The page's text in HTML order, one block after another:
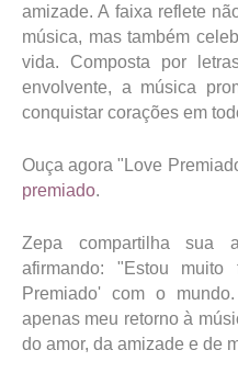
amizade. A faixa reflete
música, mas também
vida. Composta por
envolvente, a música
conquistar corações em
Ouça agora "Love
premiado.
Zepa compartilha sua
afirmando: "Estou
Premiado' com o
apenas meu retorno à
do amor, da amizade e de